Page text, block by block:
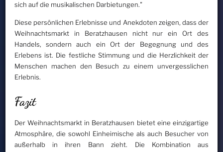
sich auf die musikalischen Darbietungen."
Diese persönlichen Erlebnisse und Anekdoten zeigen, dass der
Weihnachtsmarkt in Beratzhausen nicht nur ein Ort des
Handels, sondern auch ein Ort der Begegnung und des
Erlebens ist. Die festliche Stimmung und die Herzlichkeit der
Menschen machen den Besuch zu einem unvergesslichen
Erlebnis.
Fazit
Der Weihnachtsmarkt in Beratzhausen bietet eine einzigartige
Atmosphäre, die sowohl Einheimische als auch Besucher von
außerhalb in ihren Bann zieht. Die Kombination aus